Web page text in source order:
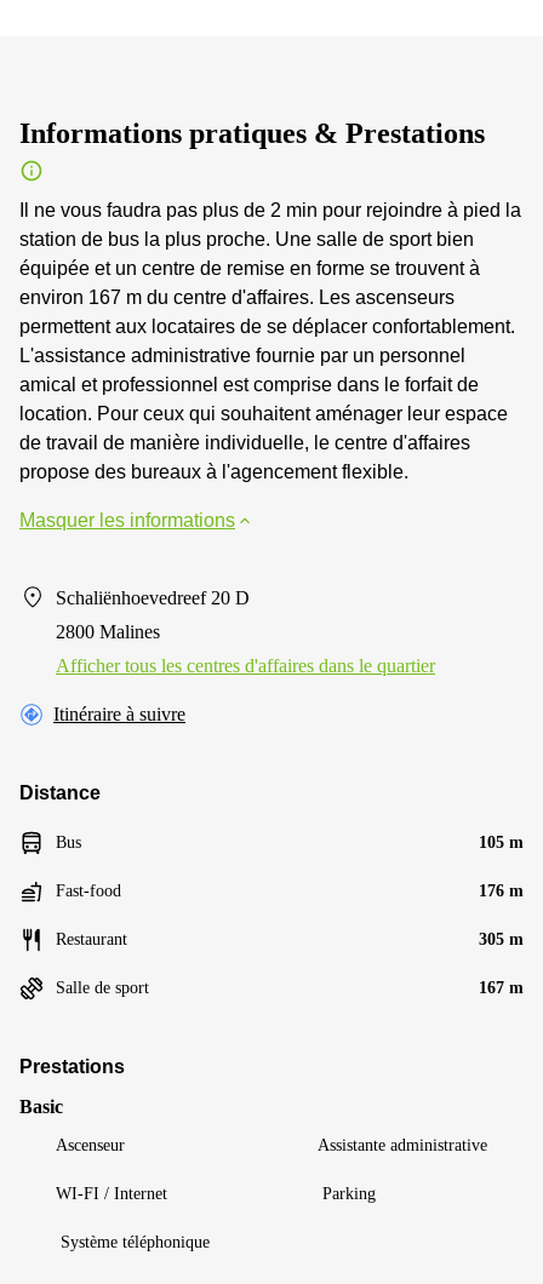
Informations pratiques & Prestations
Il ne vous faudra pas plus de 2 min pour rejoindre à pied la
station de bus la plus proche. Une salle de sport bien
équipée et un centre de remise en forme se trouvent à
environ 167 m du centre d'affaires. Les ascenseurs
permettent aux locataires de se déplacer confortablement.
L'assistance administrative fournie par un personnel
amical et professionnel est comprise dans le forfait de
location. Pour ceux qui souhaitent aménager leur espace
de travail de manière individuelle, le centre d'affaires
propose des bureaux à l'agencement flexible.
Masquer les informations
Schaliënhoevedreef 20 D
2800 Malines
Afficher tous les centres d'affaires dans le quartier
Itinéraire à suivre
Distance
Bus 105 m
Fast-food 176 m
Restaurant 305 m
Salle de sport 167 m
Prestations
Basic
Ascenseur Assistante administrative
WI-FI / Internet Parking
Système téléphonique